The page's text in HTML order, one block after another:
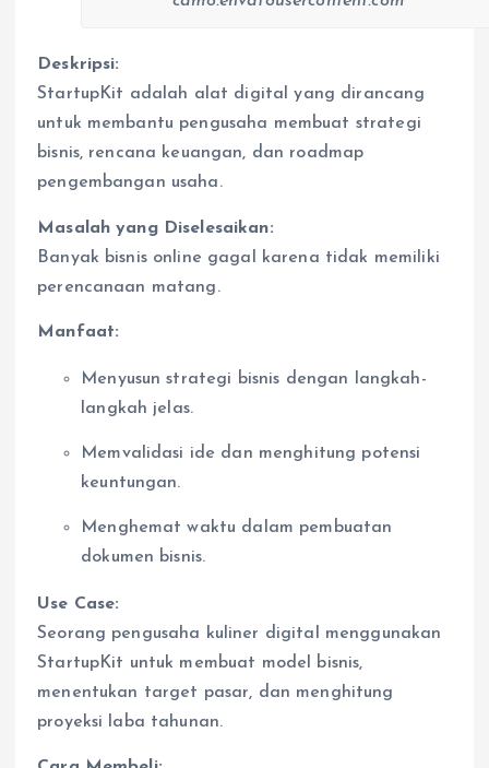
Deskripsi:
StartupKit adalah alat digital yang dirancang
untuk membantu pengusaha membuat strategi
bisnis, rencana keuangan, dan roadmap
pengembangan usaha.
Masalah yang Diselesaikan:
Banyak bisnis online gagal karena tidak memiliki
perencanaan matang.
Manfaat:
Menyusun strategi bisnis dengan langkah-
langkah jelas.
Memvalidasi ide dan menghitung potensi
keuntungan.
Menghemat waktu dalam pembuatan
dokumen bisnis.
Use Case:
Seorang pengusaha kuliner digital menggunakan
StartupKit untuk membuat model bisnis,
menentukan target pasar, dan menghitung
proyeksi laba tahunan.